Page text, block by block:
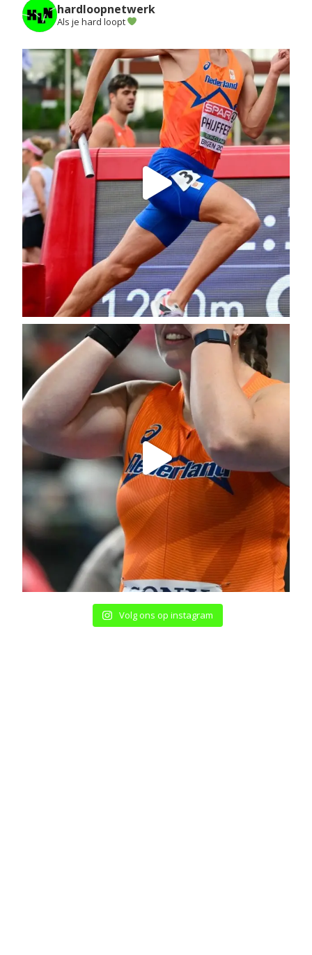
hardloopnetwerk
Als je hard loopt
Volg ons op instagram